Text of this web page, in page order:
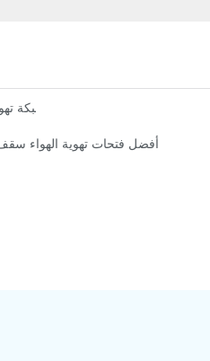
كيف تختار شبكة
أفضل فتحات تهوية الهواء سقف